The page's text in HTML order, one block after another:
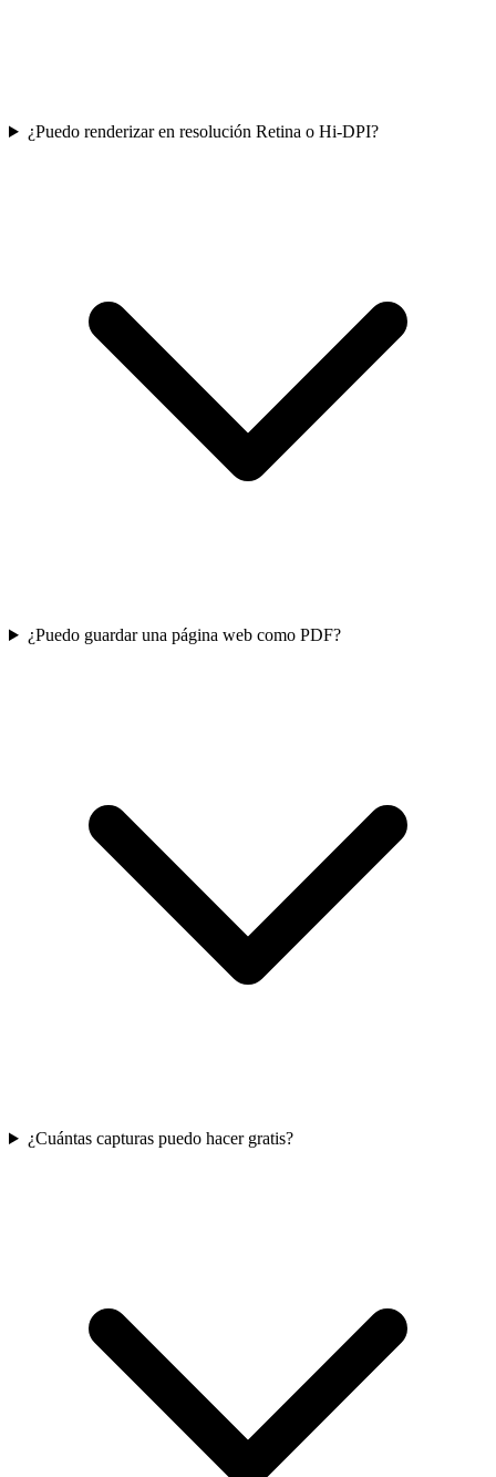
¿Puedo renderizar en resolución Retina o Hi-DPI?
¿Puedo guardar una página web como PDF?
¿Cuántas capturas puedo hacer gratis?